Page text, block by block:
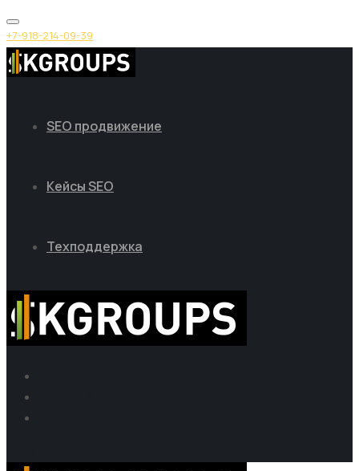
+7-918-214-09-39
SEO продвижение
Кейсы SEO
Техподдержка